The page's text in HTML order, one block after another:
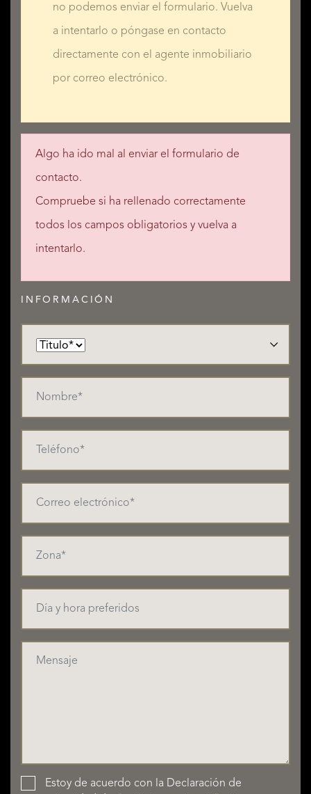
no podemos enviar el formulario. Vuelva
a intentarlo o póngase en contacto
directamente con el agente inmobiliario
por correo electrónico.
Algo ha ido mal al enviar el formulario de
contacto.
Compruebe si ha rellenado correctamente
todos los campos obligatorios y vuelva a
intentarlo.
INFORMACIÓN
Estoy de acuerdo con la Declaración de